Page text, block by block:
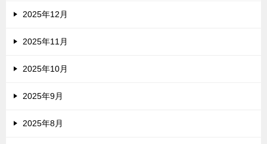
2025年12月
2025年11月
2025年10月
2025年9月
2025年8月